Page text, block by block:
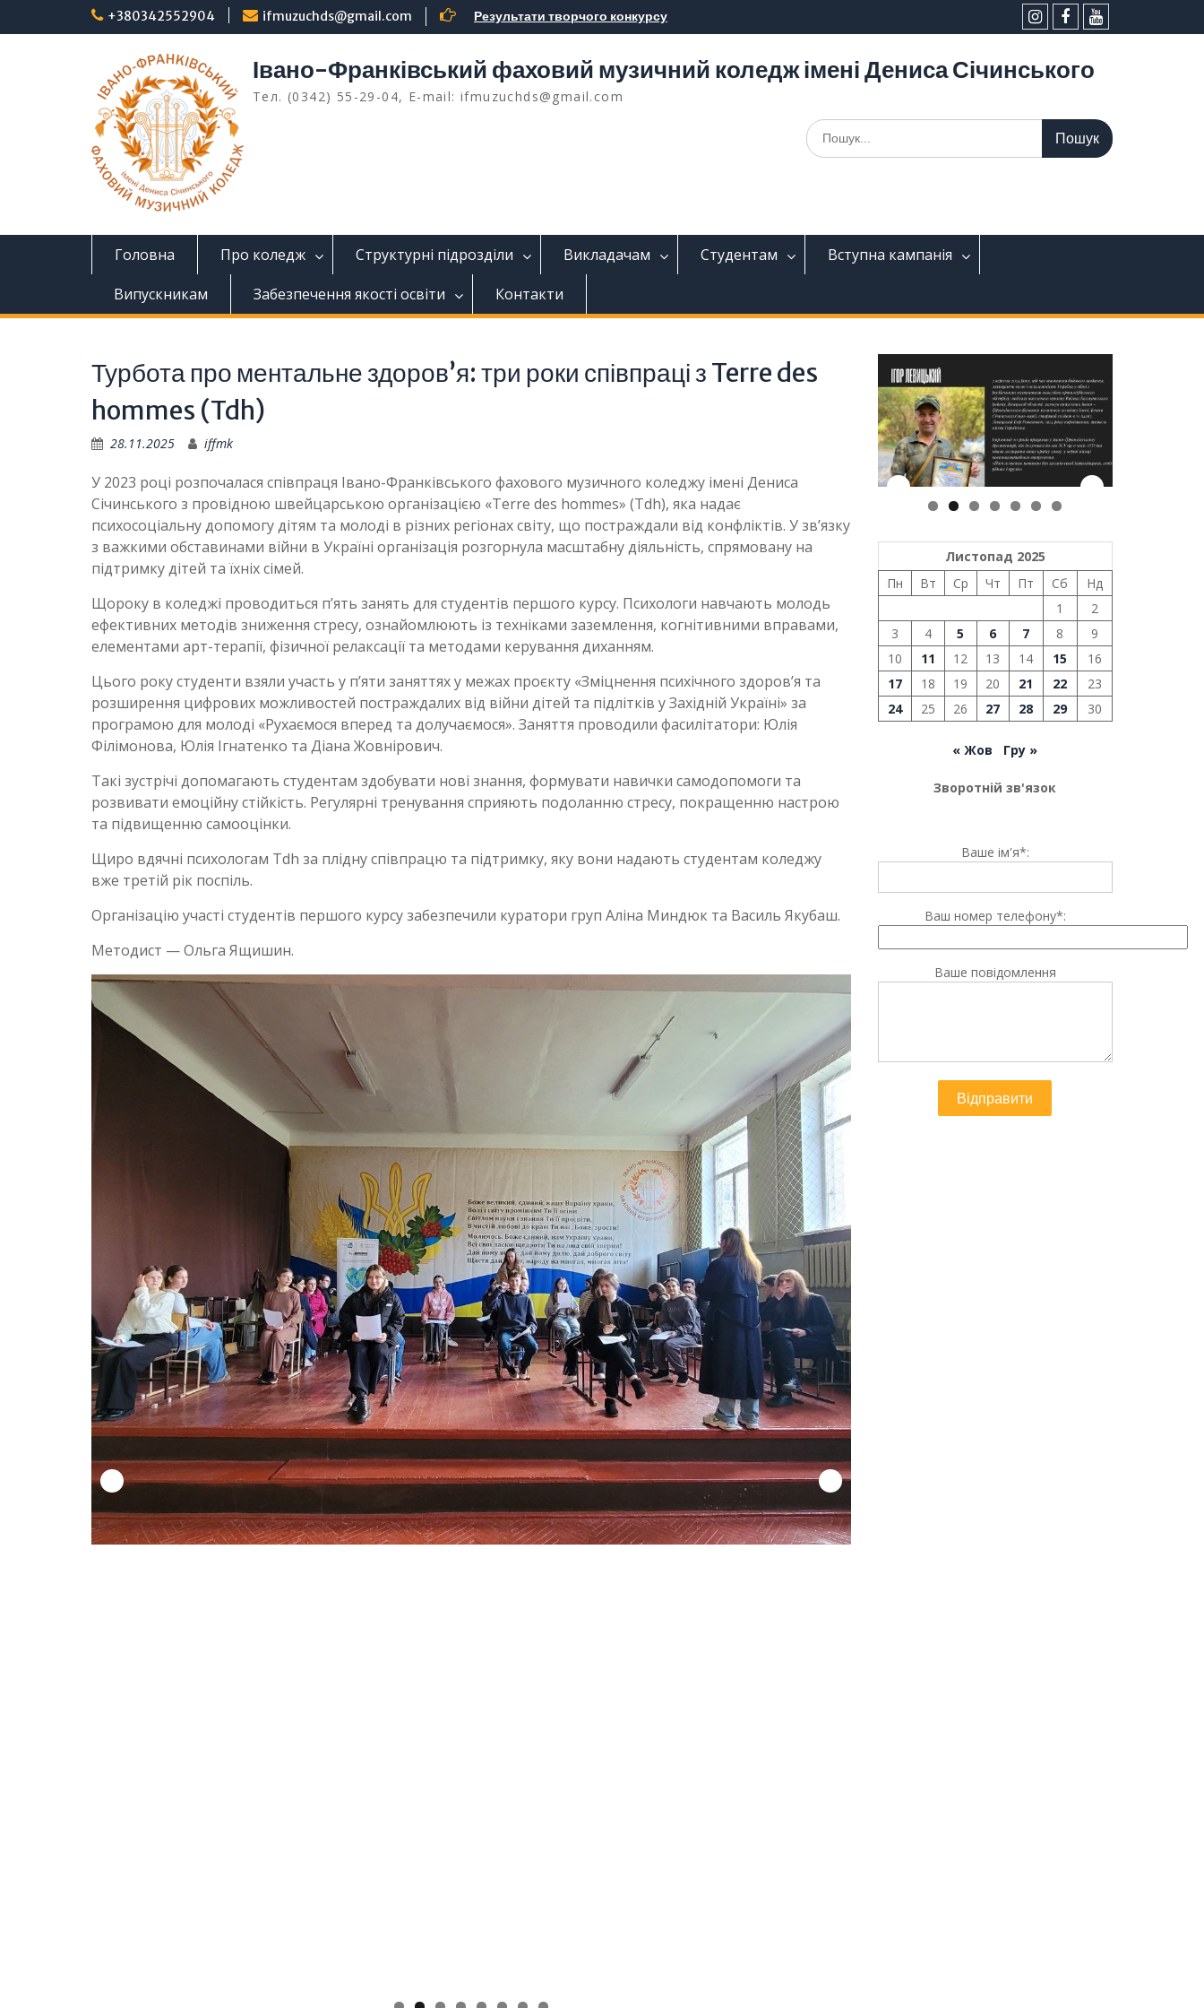
+380342552904 ifmuzuchds@gmail.com
Результати творчого конкурсу
інстаграмfacebookYouTube
Івано-Франківський фаховий музичний коледж імені Дениса Січинського
Тел. (0342) 55-29-04, E-mail: ifmuzuchds@gmail.com
Шукати:
Головна Про коледж Структурні підрозділи Викладачам Студентам
Вступна кампанія
Випускникам
Забезпечення якості освіти Контакти
Турбота про ментальне здоров’я: три роки співпраці з Terre des
hommes (Tdh)
28.11.2025 iffmk
У 2023 році розпочалася співпраця Івано-Франківського фахового музичного коледжу імені Дениса
Січинського з провідною швейцарською організацією «Terre des hommes» (Tdh), яка надає
психосоціальну допомогу дітям та молоді в різних регіонах світу, що постраждали від конфліктів. У зв’язку
з важкими обставинами війни в Україні організація розгорнула масштабну діяльність, спрямовану на
підтримку дітей та їхніх сімей.
Щороку в коледжі проводиться п’ять занять для студентів першого курсу. Психологи навчають молодь
ефективних методів зниження стресу, ознайомлюють із техніками заземлення, когнітивними вправами,
елементами арт-терапії, фізичної релаксації та методами керування диханням.
Цього року студенти взяли участь у п’яти заняттях у межах проєкту «Зміцнення психічного здоров’я та
розширення цифрових можливостей постраждалих від війни дітей та підлітків у Західній Україні» за
програмою для молоді «Рухаємося вперед та долучаємося». Заняття проводили фасилітатори: Юлія
Філімонова, Юлія Ігнатенко та Діана Жовнірович.
Такі зустрічі допомагають студентам здобувати нові знання, формувати навички самодопомоги та
розвивати емоційну стійкість. Регулярні тренування сприяють подоланню стресу, покращенню настрою
та підвищенню самооцінки.
Щиро вдячні психологам Tdh за плідну співпрацю та підтримку, яку вони надають студентам коледжу
вже третій рік поспіль.
Організацію участі студентів першого курсу забезпечили куратори груп Аліна Миндюк та Василь Якубаш.
Методист — Ольга Ящишин.
Листопад 2025
Пн
Вт Ср Чт Пт Сб
Нд
1
2
3
4 5 6 7 8
9
10
11 12 13 14 15
16
17
18 19 20 21 22
23
24
25 26 27 28 29 30
« Жов Гру »
Зворотній зв'язок
Ваше ім'я*:
Ваш номер телефону*:
Ваше повідомлення